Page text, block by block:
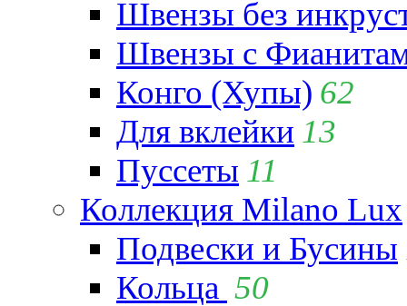
Швензы без
Швензы с
Конго (Хупы) 62
Для вклейки 13
Пуссеты 11
Коллекция Milano Lux
Подвески и Бусины
Кольца 50